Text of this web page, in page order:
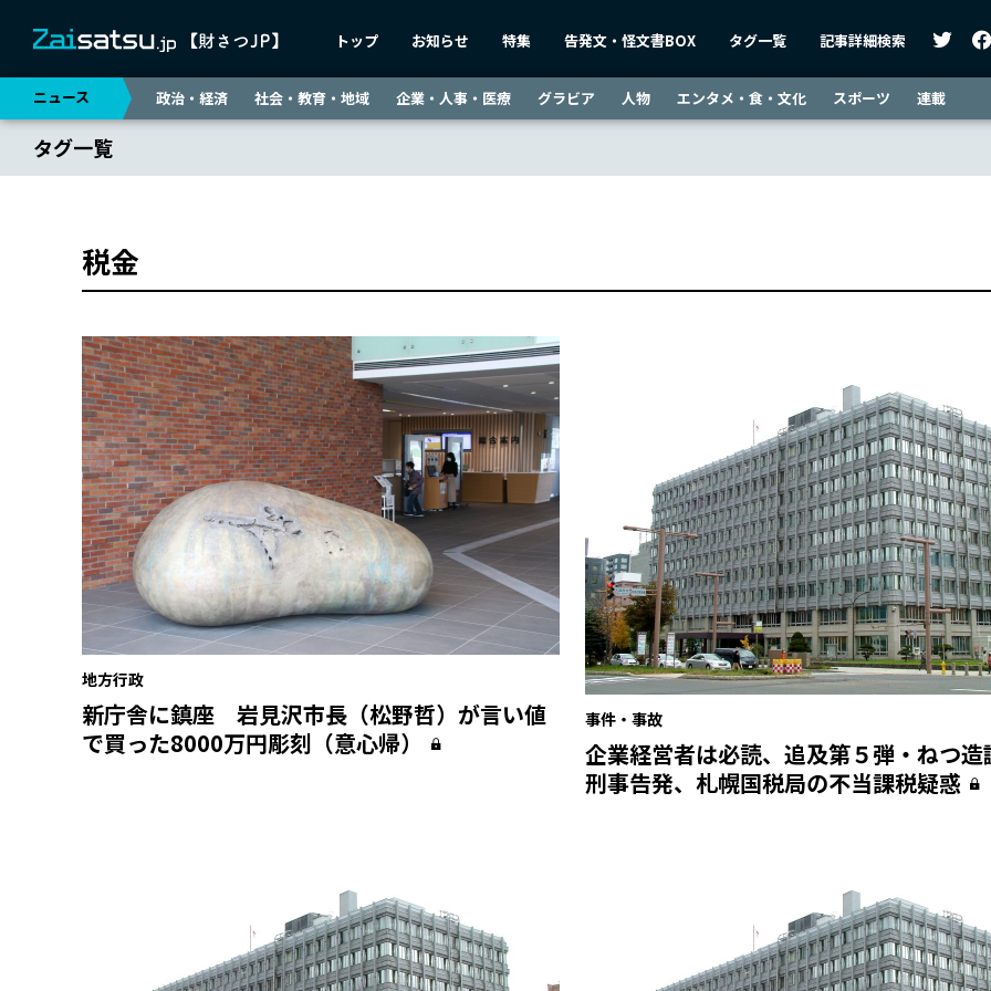
トップ お知らせ 特集 告発文・怪文書BOX タグ一覧 記事詳細検索
ニュース 政治・経済 社会・教育・地域 企業・人事・医療 グラビア 人物 エンタメ・食・文化 スポーツ 連載
タグ一覧
税金
地方行政
新庁舎に鎮座 岩見沢市長（松野哲）が言い値
で買った8000万円彫刻（意心帰）
事件・事故
企業経営者は必読、追及第５弾・ねつ造
刑事告発、札幌国税局の不当課税疑惑